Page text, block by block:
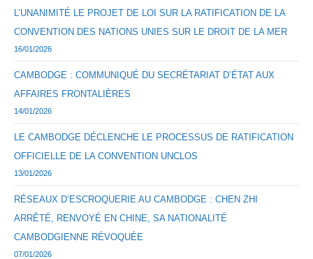
L’UNANIMITÉ LE PROJET DE LOI SUR LA RATIFICATION DE LA
CONVENTION DES NATIONS UNIES SUR LE DROIT DE LA MER
16/01/2026
CAMBODGE : COMMUNIQUÉ DU SECRÉTARIAT D’ÉTAT AUX
AFFAIRES FRONTALIÈRES
14/01/2026
LE CAMBODGE DÉCLENCHE LE PROCESSUS DE RATIFICATION
OFFICIELLE DE LA CONVENTION UNCLOS
13/01/2026
RÉSEAUX D’ESCROQUERIE AU CAMBODGE : CHEN ZHI
ARRÊTÉ, RENVOYÉ EN CHINE, SA NATIONALITÉ
CAMBODGIENNE RÉVOQUÉE
07/01/2026